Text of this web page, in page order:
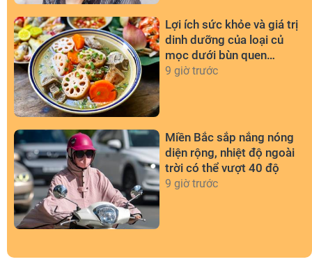
Lợi ích sức khỏe và giá trị
dinh dưỡng của loại củ
mọc dưới bùn quen
thuộc
9 giờ trước
Miền Bắc sắp nắng nóng
diện rộng, nhiệt độ ngoài
trời có thể vượt 40 độ
9 giờ trước